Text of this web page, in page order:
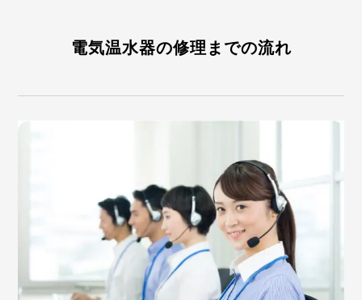
電気温水器の修理までの流れ